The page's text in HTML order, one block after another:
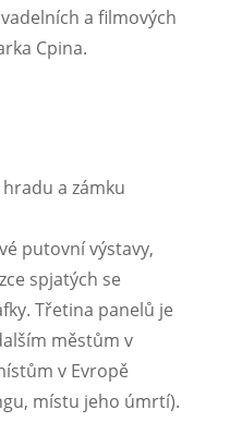
a filmových
Cpina.
a zámku
putovní výstavy,
spjatých se
Třetina panelů je
městům v
v Evropě
místu jeho úmrtí).